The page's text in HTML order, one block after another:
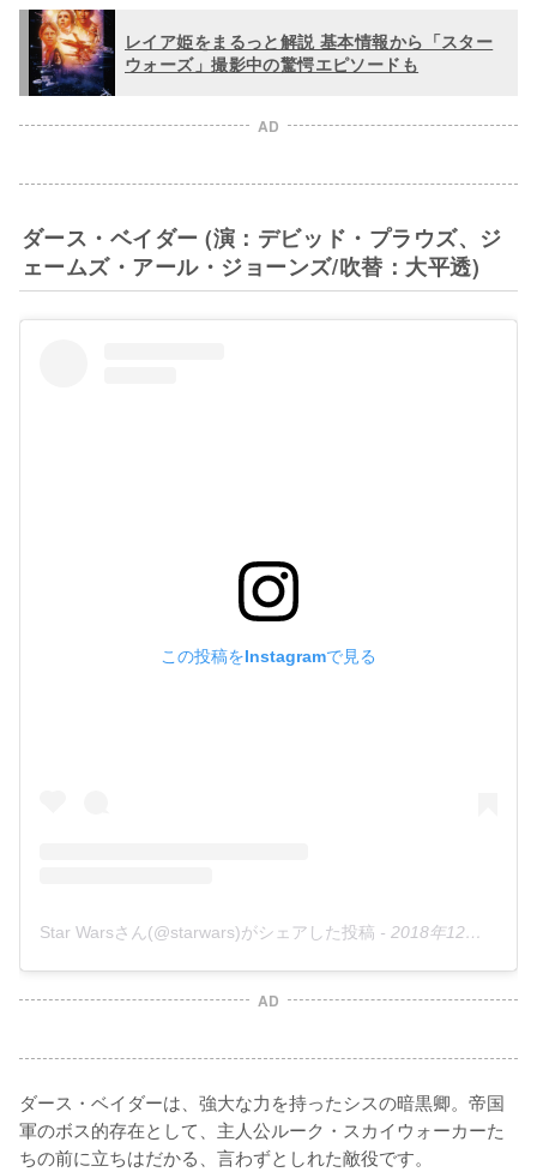
レイア姫をまるっと解説 基本情報から「スター
ウォーズ」撮影中の驚愕エピソードも
AD
ダース・ベイダー (演：デビッド・プラウズ、ジ
ェームズ・アール・ジョーンズ/吹替：大平透)
この投稿をInstagramで見る
Star Warsさん(@starwars)がシェアした投稿 - 2018年12月月14日午後12時53分PST
AD
ダース・ベイダーは、強大な力を持ったシスの暗黒卿。帝国
軍のボス的存在として、主人公ルーク・スカイウォーカーた
ちの前に立ちはだかる、言わずとしれた敵役です。